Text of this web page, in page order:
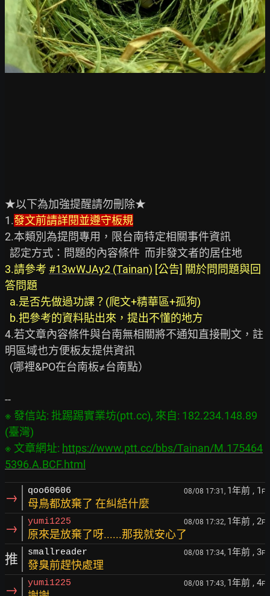
★以下為加強提醒請勿刪除★
1.發文前請詳閱並遵守板規
2.本類別為提問專用，限台南特定相關事件資訊
3.請參考 #13wWJAy2 (Tainan) [公告] 關於問問題與回
答問題
  a.是否先做過功課？(爬文+精華區+孤狗)
  b.把參考的資料貼出來，提出不懂的地方
4.若文章內容條件與台南無相關將不通知直接刪文，註
明區域也方便板友提供資訊
※ 發信站: 批踢踢實業坊(ptt.cc), 來自: 182.234.148.89
(臺灣)
※ 文章網址: https://www.ptt.cc/bbs/Tainan/M.175464
5396.A.BCF.html
→ qoo60606 08/08 17:31, 1年前 , 1 F
母鳥都放棄了 在糾結什麼
→ yumi1225 08/08 17:32, 1年前 , 2F
原來是放棄了呀......那我就安心了
推 smallreader 08/08 17:34, 1年前 , 3F
發臭前趕快處理
→ yumi1225 08/08 17:43, 1年前 , 4F